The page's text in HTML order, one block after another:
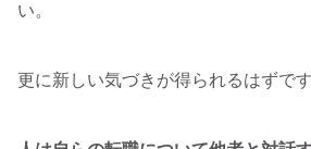
い。
更に新しい気づきが得られるはずです